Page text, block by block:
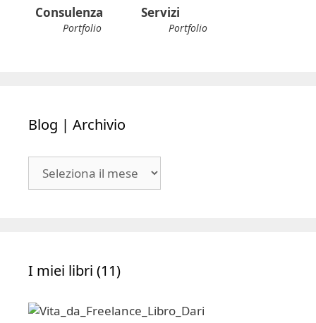
Consulenza
Portfolio
Servizi
Portfolio
Blog | Archivio
I miei libri (11)